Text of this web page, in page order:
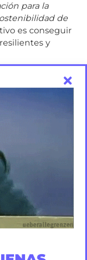
para la
de
es conseguir
y
de Galicia
, querían algo